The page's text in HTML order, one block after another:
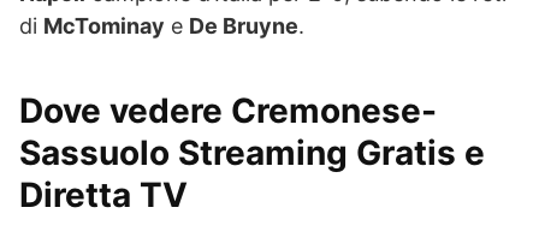
di McTominay e De Bruyne.
Dove vedere Cremonese-
Sassuolo Streaming Gratis e
Diretta TV